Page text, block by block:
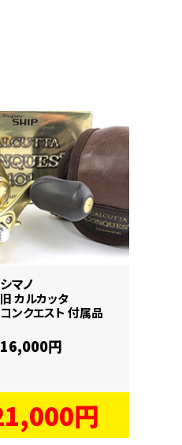
シマノ
旧 カルカッタ
コンクエスト 付属品
16,000円
円